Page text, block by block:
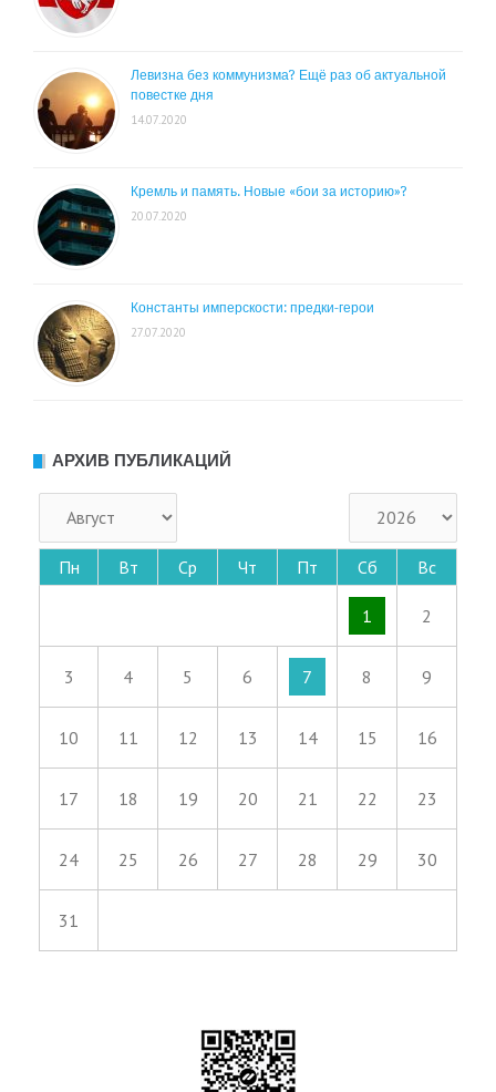
Левизна без коммунизма? Ещё раз об актуальной
повестке дня
14.07.2020
Кремль и память. Новые «бои за историю»?
20.07.2020
Константы имперскости: предки-герои
27.07.2020
АРХИВ ПУБЛИКАЦИЙ
Пн Вт Ср Чт Пт Сб Вс
1 2
3 4 5 6 7 8 9
10 11 12 13 14 15 16
17 18 19 20 21 22 23
24 25 26 27 28 29 30
31